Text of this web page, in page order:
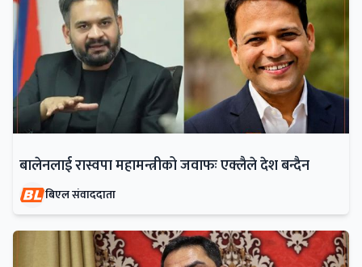
बालेनलाई रास्वपा महामन्त्रीको जवाफः एक्लैले देश बन्दैन
बिएल संवाददाता